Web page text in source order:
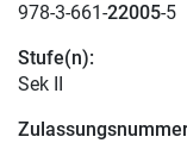
978-3-661-22005-5
Stufe(n):
Sek II